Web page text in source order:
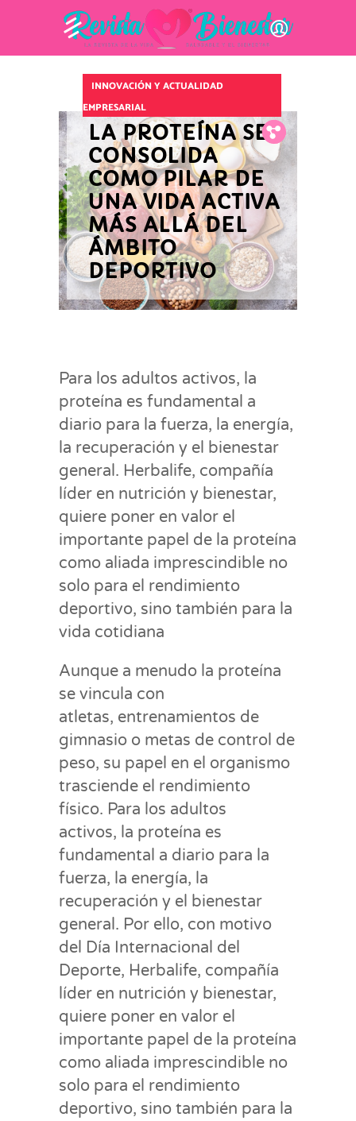
Fb.
Tw.
Pin.
INNOVACIÓN Y ACTUALIDAD
EMPRESARIAL
LA PROTEÍNA SE
CONSOLIDA
COMO PILAR DE
UNA VIDA ACTIVA
MÁS ALLÁ DEL
ÁMBITO
DEPORTIVO
Para los adultos activos, la
proteína es fundamental a
diario para la fuerza, la energía,
la recuperación y el bienestar
general. Herbalife, compañía
líder en nutrición y bienestar,
quiere poner en valor el
importante papel de la proteína
como aliada imprescindible no
solo para el rendimiento
deportivo, sino también para la
vida cotidiana
Aunque a menudo la proteína
se vincula con
atletas, entrenamientos de
gimnasio o metas de control de
peso, su papel en el organismo
trasciende el rendimiento
físico. Para los adultos
activos, la proteína es
fundamental a diario para la
fuerza, la energía, la
recuperación y el bienestar
general. Por ello, con motivo
del Día Internacional del
Deporte, Herbalife, compañía
líder en nutrición y bienestar,
quiere poner en valor el
importante papel de la proteína
como aliada imprescindible no
solo para el rendimiento
deportivo, sino también para la